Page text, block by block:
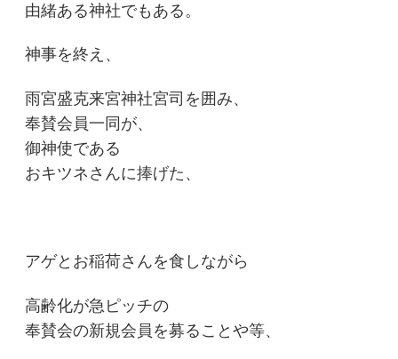
由緒ある神社でもある。
神事を終え、
雨宮盛克来宮神社宮司を囲み、
奉賛会員一同が、
御神使である
おキツネさんに捧げた、
アゲとお稲荷さんを食しながら
高齢化が急ピッチの
奉賛会の新規会員を募ることや等、